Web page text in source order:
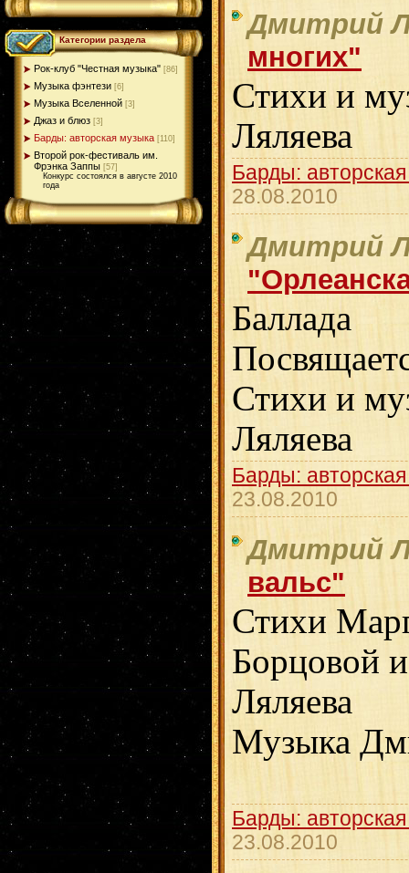
Категории раздела
Рок-клуб "Честная музыка" [86]
Музыка фэнтези [6]
Музыка Вселенной [3]
Джаз и блюз [3]
Барды: авторская музыка [110]
Второй рок-фестиваль им.
Фрэнка Заппы [57]
Конкурс состоялся в августе 2010
года
Дмитрий
многих"
Стихи и
Ляляева
Барды:
28.08.2010
Дмитрий
Баллада
Стихи и
Ляляева
Барды:
23.08.2010
Дмитрий
вальс"
Стихи
Борцовой
Ляляева
Музыка
Барды:
23.08.2010